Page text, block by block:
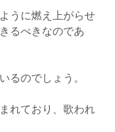
うに燃え上がらせ
るべきなのであ
るのでしょう。
れており、歌われ